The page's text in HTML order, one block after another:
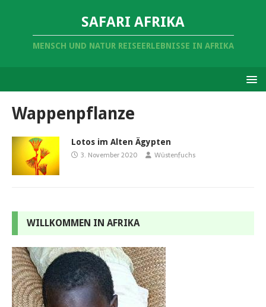
SAFARI AFRIKA
MENSCH UND NATUR REISEERLEBNISSE IN AFRIKA
Wappenpflanze
Lotos im Alten Ägypten
3. November 2020 Wüstenfuchs
WILLKOMMEN IN AFRIKA